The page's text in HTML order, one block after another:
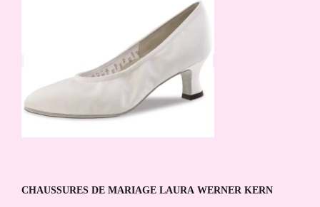
CHAUSSURES DE MARIAGE LAURA WERNER KERN